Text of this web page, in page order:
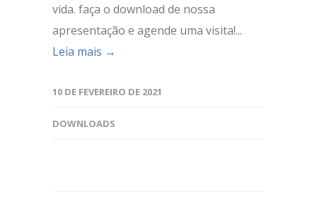
vida. faça o download de nossa
apresentação e agende uma visita!...
Leia mais →
10 DE FEVEREIRO DE 2021
DOWNLOADS